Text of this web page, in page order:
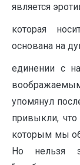
является
которая
основана на
единении с
упомянул
привыкли,
которым мы
Но нельзя